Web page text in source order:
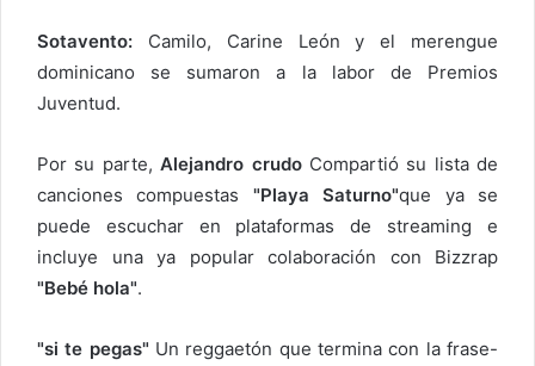
c
t
n
i
o
Sotavento: Camilo, Carine León y el merengue
dominicano se sumaron a la labor de Premios
Juventud.
Por su parte, Alejandro crudoCompartió su lista de
canciones compuestas "Playa Saturno"que ya se
puede escuchar en plataformas de streaming e
incluye una ya popular colaboración con Bizzrap
"Bebé hola".
"si te pegas" Un reggaetón que termina con la frase-